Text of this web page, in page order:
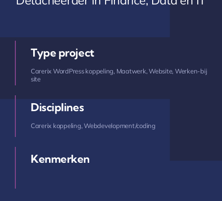
Type project
Carerix WordPress koppeling, Maatwerk,Website, Werken-bij
site
Disciplines
Carerix koppeling,Webdevelopment/coding
Kenmerken